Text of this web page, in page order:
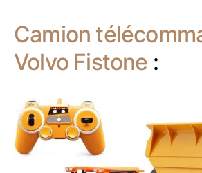
Camion
Volvo Fistone :